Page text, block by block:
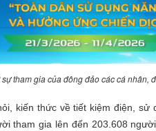
tham gia của đông đảo các cá
kiến thức về tiết kiệm điện,
tham gia lên đến 203.608